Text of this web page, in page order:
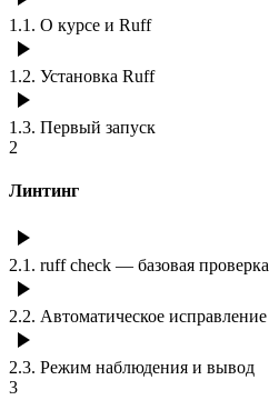
1.1 . О курсе и Ruff
1.2. Установка Ruff
1.3. Первый запуск
2
Линтинг
2.1 . ruff check — базовая проверка
2.2. Автоматическое исправление
2.3. Режим наблюдения и вывод
3